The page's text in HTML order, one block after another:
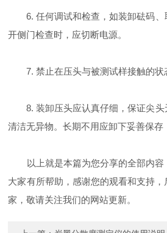
6. 任何调试和检查，如装卸砝码、
开侧门检查时，应切断电源。
7. 禁止在压头与被测试样接触的状
8. 装卸压头应认真仔细，保证尖头
清洁无异物。长期不用应卸下妥善保存
以上就是本篇为您分享的全部内容
大家有所帮助，感谢您的观看和支持
家，敬请关注我们的网站更新。